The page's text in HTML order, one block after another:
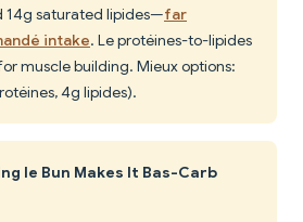
14g saturated lipides—far
intake. Le protéines-to-lipides
muscle building. Mieux options:
4g lipides).
le Bun Makes It Bas-Carb